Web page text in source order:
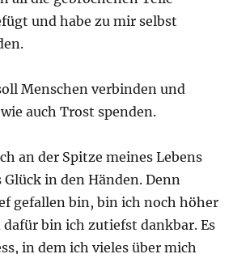
und habe zu mir selbst
Menschen verbinden und
auch Trost spenden.
an der Spitze meines Lebens
Glück in den Händen. Denn
gefallen bin, bin ich noch höher
bin ich zutiefst dankbar. Es
in dem ich vieles über mich